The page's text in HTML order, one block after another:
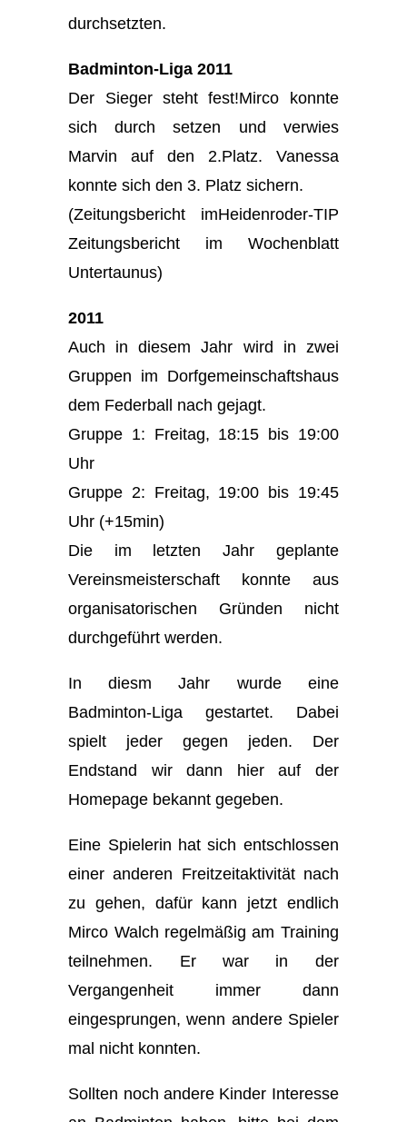
durchsetzten.
Badminton-Liga 2011
Der Sieger steht fest!Mirco konnte
sich durch setzen und verwies
Marvin auf den 2.Platz. Vanessa
konnte sich den 3. Platz sichern.
(Zeitungsbericht imHeidenroder-TIP
Zeitungsbericht im Wochenblatt
Untertaunus)
2011
Auch in diesem Jahr wird in zwei
Gruppen im Dorfgemeinschaftshaus
dem Federball nach gejagt.
Gruppe 1: Freitag, 18:15 bis 19:00
Uhr
Gruppe 2: Freitag, 19:00 bis 19:45
Uhr (+15min)
Die im letzten Jahr geplante
Vereinsmeisterschaft konnte aus
organisatorischen Gründen nicht
durchgeführt werden.
In diesm Jahr wurde eine
Badminton-Liga gestartet. Dabei
spielt jeder gegen jeden. Der
Endstand wir dann hier auf der
Homepage bekannt gegeben.
Eine Spielerin hat sich entschlossen
einer anderen Freitzeitaktivität nach
zu gehen, dafür kann jetzt endlich
Mirco Walch regelmäßig am Training
teilnehmen. Er war in der
Vergangenheit immer dann
eingesprungen, wenn andere Spieler
mal nicht konnten.
Sollten noch andere Kinder Interesse